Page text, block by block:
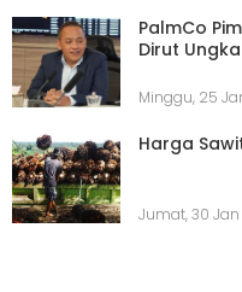
PalmCo
Dirut
Minggu, 25
Harga
Jumat, 30 Jan